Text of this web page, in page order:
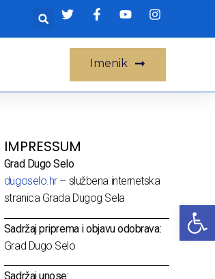
Imenik
IMPRESSUM
Grad Dugo Selo
dugoselo.hr– službena internetska
stranica Grada Dugog Sela
Sadržaj priprema i objavu odobrava:
Grad Dugo Selo
Sadržaj unose: